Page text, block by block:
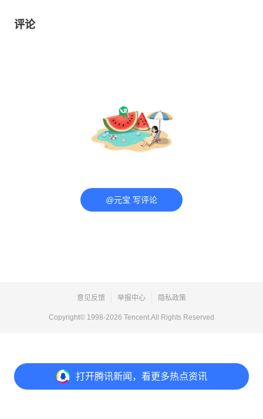
打开腾讯新闻，看更多热点资讯
评论
@元宝 写评论
意见反馈 举报中心 隐私政策
Copyright© 1998-2026 Tencent.All Rights Reserved